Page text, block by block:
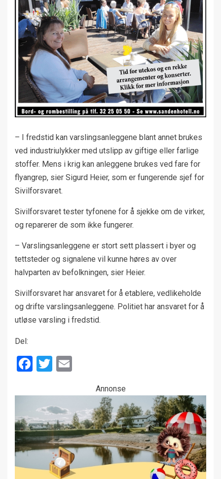
– I fredstid kan varslingsanleggene blant annet brukes
ved industriulykker med utslipp av giftige eller farlige
stoffer. Mens i krig kan anleggene brukes ved fare for
flyangrep, sier Sigurd Heier, som er fungerende sjef for
Sivilforsvaret.
Sivilforsvaret tester tyfonene for å sjekke om de virker,
og reparerer de som ikke fungerer.
– Varslingsanleggene er stort sett plassert i byer og
tettsteder og signalene vil kunne høres av over
halvparten av befolkningen, sier Heier.
Sivilforsvaret har ansvaret for å etablere, vedlikeholde
og drifte varslingsanleggene. Politiet har ansvaret for å
utløse varsling i fredstid.
Del:
Facebook
Twitter
Annonse